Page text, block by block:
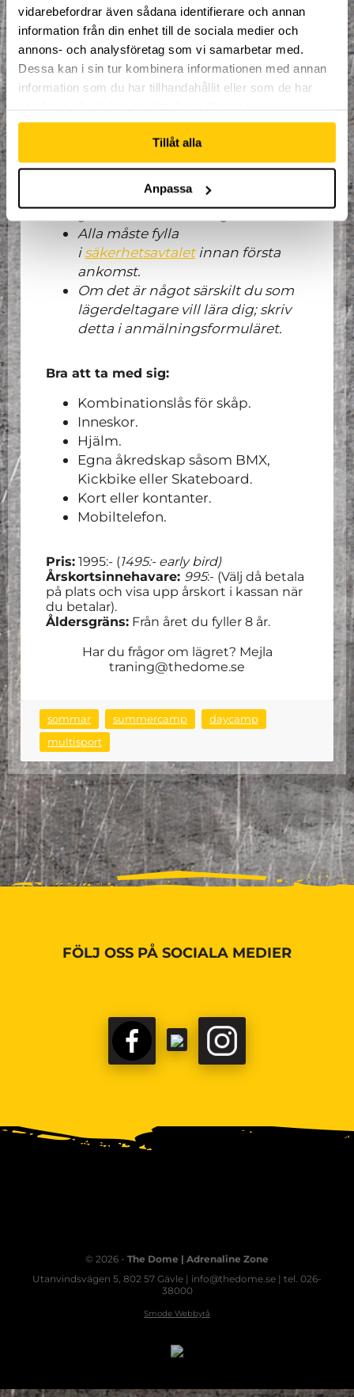
vidarebefordrar även sådana identifierare och annan
information från din enhet till de sociala medier och
annons- och analysföretag som vi samarbetar med.
Dessa kan i sin tur kombinera informationen med annan
information som du har tillhandahållit eller som de har
Tillåt alla
Anpassa
Allmän information:
Alla lägerdeltagare ska vara fri
från förkylningssymptom.
Max antal lägerdeltagare är 50
Betalning för lägret sker vid första
vårdnadshavare och
godkännande från lägerledare.
Alla måste fylla
isäkerhetsavtaletinnan första
ankomst.
Om det är något särskilt du som
lägerdeltagare vill lära dig; skriv
detta i anmälningsformuläret.
Bra att ta med sig:
Kombinationslås för skåp.
Inneskor.
Hjälm.
Egna åkredskap såsom BMX,
Kickbike eller Skateboard.
Kort eller kontanter.
Mobiltelefon.
Pris: 1995:- (1495:- early bird)
Årskortsinnehavare: 995:- (Välj då betala
på plats och visa upp årskort i kassan när
du betalar).
Åldersgräns: Från året du fyller 8 år.
Har du frågor om lägret? Mejla
traning@thedome.se
sommar summercamp
daycamp
multisport
FÖLJ OSS PÅ SOCIALA MEDIER
© 2026 - The Dome | Adrenaline Zone
Utanvindsvägen 5, 802 57 Gävle | info@thedome.se | tel. 026-
38000
Smode Webbyrå